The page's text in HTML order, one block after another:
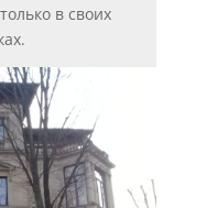
в своих